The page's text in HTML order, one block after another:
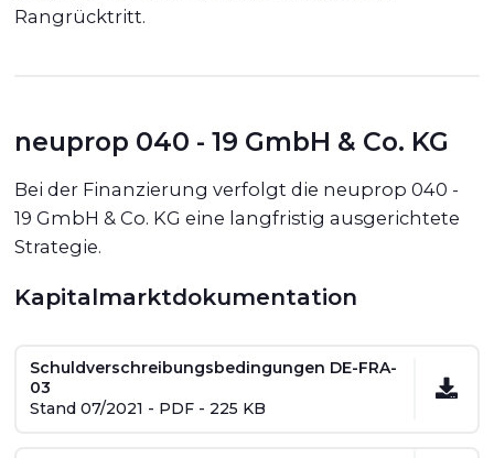
Rangrücktritt.
neuprop 040 - 19 GmbH & Co. KG
Bei der Finanzierung verfolgt die neuprop 040 -
19 GmbH & Co. KG eine langfristig ausgerichtete
Strategie.
Kapitalmarktdokumentation
Schuldverschreibungsbedingungen DE-FRA-
03
Stand 07/2021 - PDF - 225 KB